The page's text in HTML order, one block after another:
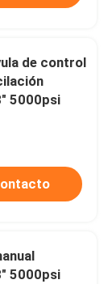
de control
5000psi
5000psi